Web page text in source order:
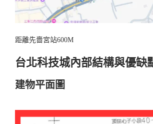
距離先嗇宮站600M
台北科技城內部結構與優缺
建物平面圖